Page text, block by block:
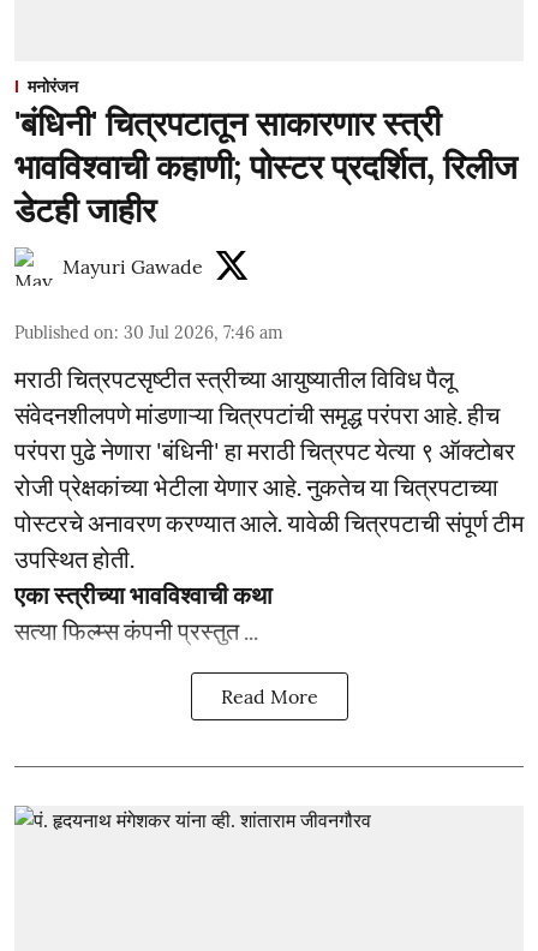
मनोरंजन
'बंधिनी' चित्रपटातून साकारणार स्त्री
भावविश्वाची कहाणी; पोस्टर प्रदर्शित, रिलीज
डेटही जाहीर
Mayuri Gawade
Published on: 30 Jul 2026, 7:46 am
मराठी चित्रपटसृष्टीत स्त्रीच्या आयुष्यातील विविध पैलू
संवेदनशीलपणे मांडणाऱ्या चित्रपटांची समृद्ध परंपरा आहे. हीच
परंपरा पुढे नेणारा 'बंधिनी' हा मराठी चित्रपट येत्या ९ ऑक्टोबर
रोजी प्रेक्षकांच्या भेटीला येणार आहे. नुकतेच या चित्रपटाच्या
पोस्टरचे अनावरण करण्यात आले. यावेळी चित्रपटाची संपूर्ण टीम
उपस्थित होती.
एका स्त्रीच्या भावविश्वाची कथा
सत्या फिल्म्स कंपनी प्रस्तुत ...
Read More